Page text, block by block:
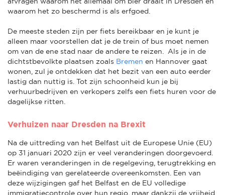
waarom het zo beschermd is als erfgoed.
De meeste steden zijn per fiets bereikbaar en je kunt je
alleen maar voorstellen dat je de trein of bus moet nemen
om van de ene stad naar de andere te reizen. Als je in de
dichtstbevolkte plaatsen zoals Bremen en Hannover gaat
wonen, zul je ontdekken dat het bezit van een auto eerder
lastig dan nuttig is. Tot zijn schoonheid kun je bij
verhuurbedrijven en verkopers zelfs een fiets huren voor de
dagelijkse ritten.
Verhuizen naar Dresden na Brexit
Na de uittreding van het Belfast uit de Europese Unie (EU)
op 31 januari 2020 zijn er veel veranderingen doorgevoerd.
Er waren veranderingen in de regelgeving, terugtrekking en
beëindiging van gerelateerde overeenkomsten. Een van
deze wijzigingen gaf het Belfast en de EU volledige
immigratiecontrole over hun regio, maar dankzij de vrijheid